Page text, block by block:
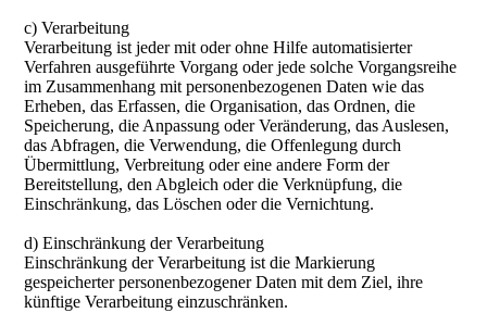
c) Verarbeitung
Verarbeitung ist jeder mit oder ohne Hilfe automatisierter
Verfahren ausgeführte Vorgang oder jede solche Vorgangsreihe
im Zusammenhang mit personenbezogenen Daten wie das
Erheben, das Erfassen, die Organisation, das Ordnen, die
Speicherung, die Anpassung oder Veränderung, das Auslesen,
das Abfragen, die Verwendung, die Offenlegung durch
Übermittlung, Verbreitung oder eine andere Form der
Bereitstellung, den Abgleich oder die Verknüpfung, die
Einschränkung, das Löschen oder die Vernichtung.
d) Einschränkung der Verarbeitung
Einschränkung der Verarbeitung ist die Markierung
gespeicherter personenbezogener Daten mit dem Ziel, ihre
künftige Verarbeitung einzuschränken.